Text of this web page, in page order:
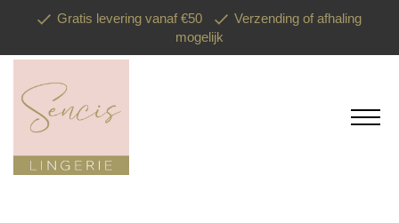
Gratis levering vanaf €50
Verzending of afhaling
mogelijk